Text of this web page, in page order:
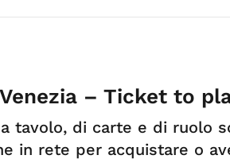
– Ticket to
tavolo, di carte e di ruolo
in rete per acquistare o